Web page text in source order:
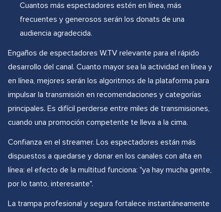
Cuantos más espectadores estén en línea, más
frecuentes y generosos serán los donats de una
audiencia agradecida.
Engaños de espectadores W.TV relevante para el rápido
desarrollo del canal. Cuanto mayor sea la actividad en línea y
en línea, mejores serán los algoritmos de la plataforma para
impulsar la transmisión en recomendaciones y categorías
principales. Es difícil perderse entre miles de transmisiones,
cuando una promoción competente te lleva a la cima.
Confianza en el streamer. Los espectadores están más
dispuestos a quedarse y donar en los canales con alta en
línea: el efecto de la multitud funciona: "ya hay mucha gente,
por lo tanto, interesante".
La trampa profesional y segura fortalece instantáneamente